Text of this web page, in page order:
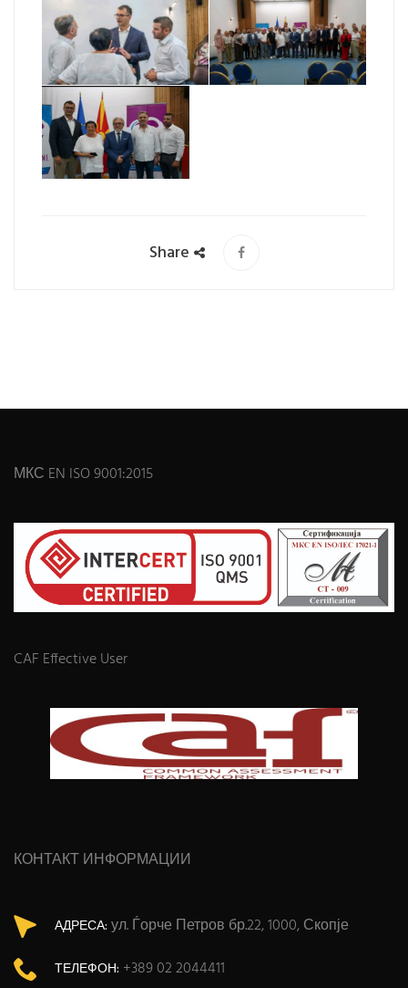
Share
МКС EN ISO 9001:2015
CAF Effective User
КОНТАКТ ИНФОРМАЦИИ
АДРЕСА: ул. Ѓорче Петров бр.22, 1000, Скопје
ТЕЛЕФОН: +389 02 2044411